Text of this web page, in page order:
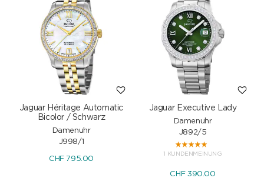
Jaguar Héritage Automatic
Bicolor / Schwarz
Damenuhr
J998/1
CHF 795.00
Jaguar Executive Lady
Damenuhr
J892/5
1 KUNDENMEINUNG
CHF 390.00